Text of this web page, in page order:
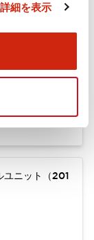
詳細を表示
年6月版）
ニット（201